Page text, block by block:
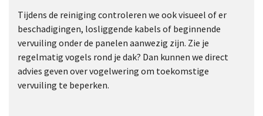
Tijdens de reiniging controleren we ook visueel of er
beschadigingen, losliggende kabels of beginnende
vervuiling onder de panelen aanwezig zijn. Zie je
regelmatig vogels rond je dak? Dan kunnen we direct
advies geven over vogelwering om toekomstige
vervuiling te beperken.